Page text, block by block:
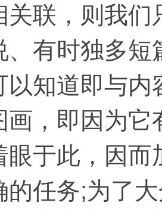
关联，则我
、有时独多
以知道即与
画，即因为
眼于此，因
的任务;为了